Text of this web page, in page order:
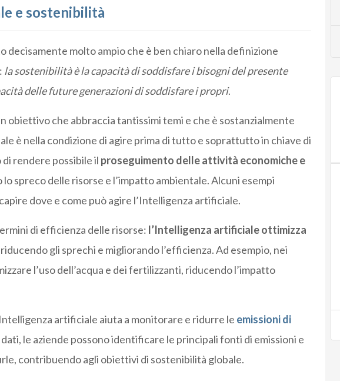
e sostenibilità
decisamente molto ampio che è ben chiaro nella definizione
la sostenibilità è la capacità di soddisfare i bisogni del presente
delle future generazioni di soddisfare i propri.
obiettivo che abbraccia tantissimi temi e che è sostanzialmente
è nella condizione di agire prima di tutto e soprattutto in chiave di
di rendere possibile il proseguimento delle attività economiche e
lo spreco delle risorse e l’impatto ambientale. Alcuni esempi
dove e come può agire l’Intelligenza artificiale.
di efficienza delle risorse: l’Intelligenza artificiale ottimizza
gli sprechi e migliorando l’efficienza. Ad esempio, nei
l’uso dell’acqua e dei fertilizzanti, riducendo l’impatto
artificiale aiuta a monitorare e ridurre le emissioni di
le aziende possono identificare le principali fonti di emissioni e
contribuendo agli obiettivi di sostenibilità globale.